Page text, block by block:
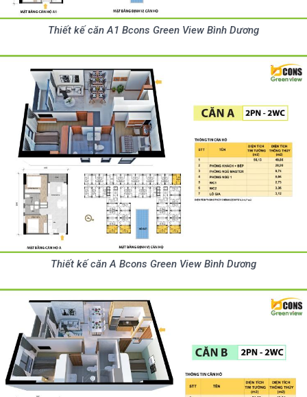
Thiết kế căn A1 Bcons Green View Bình Dương
Thiết kế căn A Bcons Green View Bình Dương